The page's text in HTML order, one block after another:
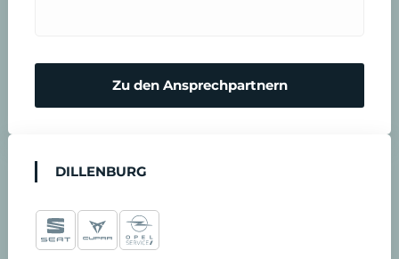
Zu den Ansprechpartnern
DILLENBURG